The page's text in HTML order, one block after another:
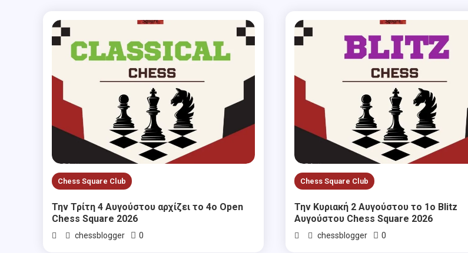
Chess Square Club
Την Τρίτη 4 Αυγούστου αρχίζει το 4ο Open
Chess Square 2026
chessblogger 0
Chess Square Club
Την Κυριακή 2 Αυγούστου το 1ο Blitz
Αυγούστου Chess Square 2026
chessblogger 0